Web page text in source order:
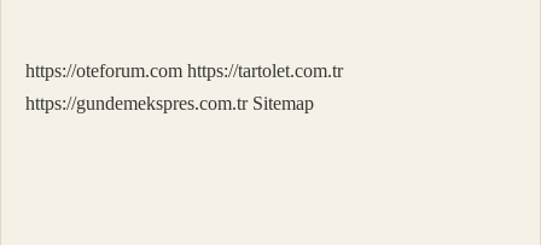
https://oteforum.com https://tartolet.com.tr
https://gundemekspres.com.tr Sitemap